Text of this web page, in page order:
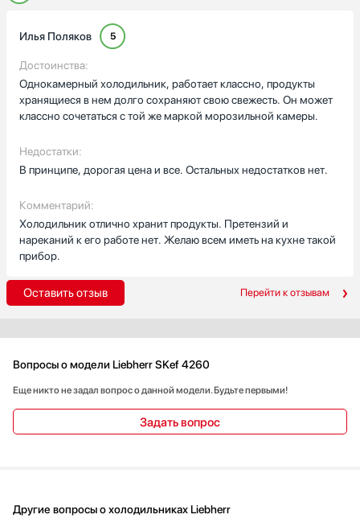
Илья Поляков 5
Достоинства:
Однокамерный холодильник, работает классно, продукты
хранящиеся в нем долго сохраняют свою свежесть. Он может
классно сочетаться с той же маркой морозильной камеры.
Недостатки:
В принципе, дорогая цена и все. Остальных недостатков нет.
Комментарий:
Холодильник отлично хранит продукты. Претензий и
нареканий к его работе нет. Желаю всем иметь на кухне такой
прибор.
Оставить отзыв Перейти к отзывам
Вопросы о модели Liebherr SKef 4260
Еще никто не задал вопрос о данной модели. Будьте первыми!
Задать вопрос
Другие вопросы о холодильниках Liebherr